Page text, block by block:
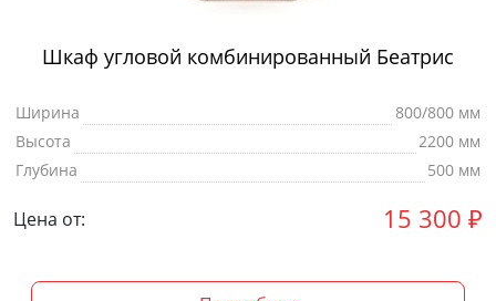
Шкаф угловой комбинированный Беатрис
Ширина
800/800 мм
Высота
2200 мм
Глубина
500 мм
Цена от: 15 300 ₽